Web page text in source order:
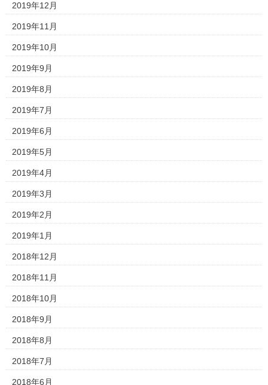
2019年12月
2019年11月
2019年10月
2019年9月
2019年8月
2019年7月
2019年6月
2019年5月
2019年4月
2019年3月
2019年2月
2019年1月
2018年12月
2018年11月
2018年10月
2018年9月
2018年8月
2018年7月
2018年6月